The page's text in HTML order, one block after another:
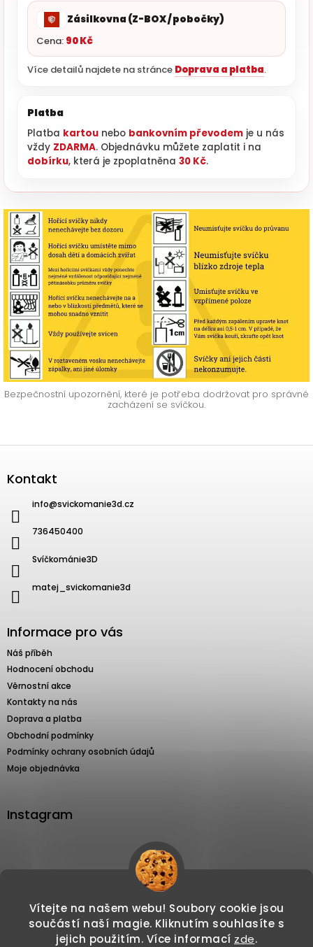
Vítejte na našem webu! Soubory cookie jsou
součástí naší magie. Kliknutím souhlasíte s
jejich použitím. Více informací zde.
Zásilkovna (Z-BOX / pobočky)
Cena: 90 Kč
Více detailů najdete na stránce Doprava a platba.
Platba
Platba kartou nebo bankovním převodem je u nás
vždy ZDARMA. Objednávku můžete zaplatit i na
dobírku, která je zpoplatněna 30 Kč.
Bezpečnostní upozornění, které je potřeba dodržovat pro správné
zacházení se svíčkou.
Kontakt
info@svickomanie3d.cz
736450400
Svíčkománie3D
matej_svickomanie3d
Informace pro vás
Náš příběh
Hodnocení obchodu
Věrnostní akce
Kontakty na nás
Doprava a platba
Obchodní podmínky
Podmínky ochrany osobních údajů
Moje objednávka
Instagram